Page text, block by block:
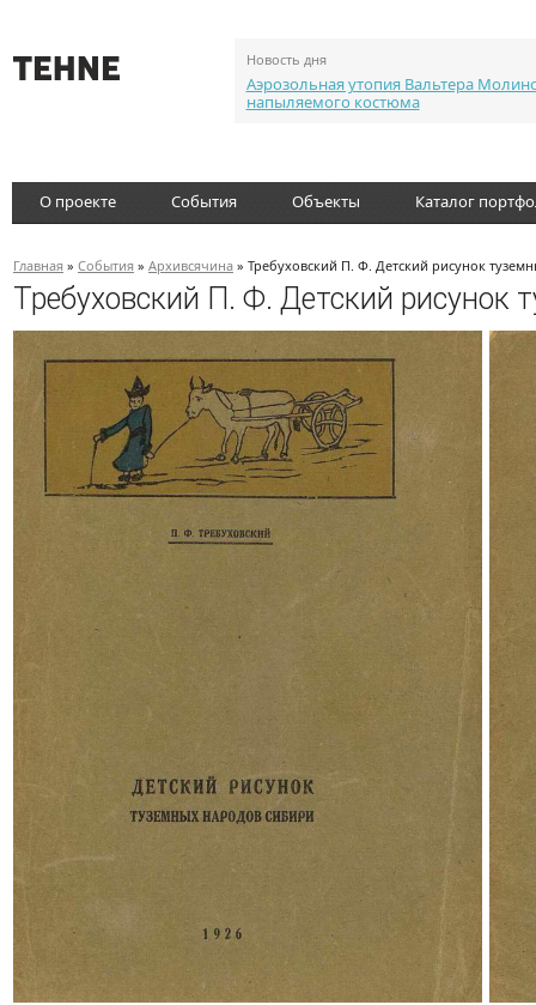
Новость дня
Аэрозольная утопия Вальтера
напыляемого костюма
О проекте События Объекты Каталог
Главная » События » Архивсячина » Требуховский П. Ф. Детский рисунок
Требуховский П. Ф. Детский рисунок